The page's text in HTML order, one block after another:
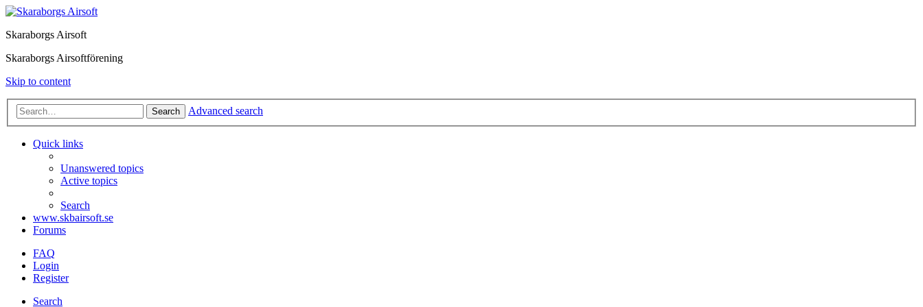
Skaraborgs Airsoft
Skaraborgs Airsoftförening
Skip to content
Search Advanced search
Quick links
Unanswered topics
Active topics
Search
www.skbairsoft.se
Forums
FAQ
Login
Register
Search